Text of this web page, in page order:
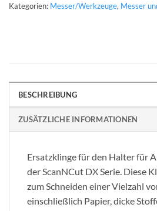
Kategorien: Messer/Werkzeuge, Messer
BESCHREIBUNG
ZUSÄTZLICHE INFORMATIONEN
Ersatzklinge für den Halter für
der ScanNCut DX Serie. Diese
zum Schneiden einer Vielzahl
einschließlich Papier, dicke